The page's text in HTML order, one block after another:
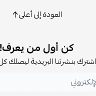
العودة إلى أعلى
كن أول من يعرف!
اشترك بنشرتنا البريدية ليصلك